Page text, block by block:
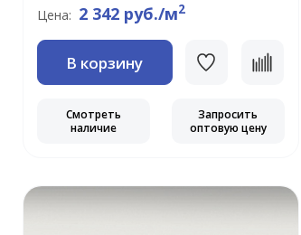
Цена: 2 342 руб./м2
В корзину
Смотреть
наличие
Запросить
оптовую цену